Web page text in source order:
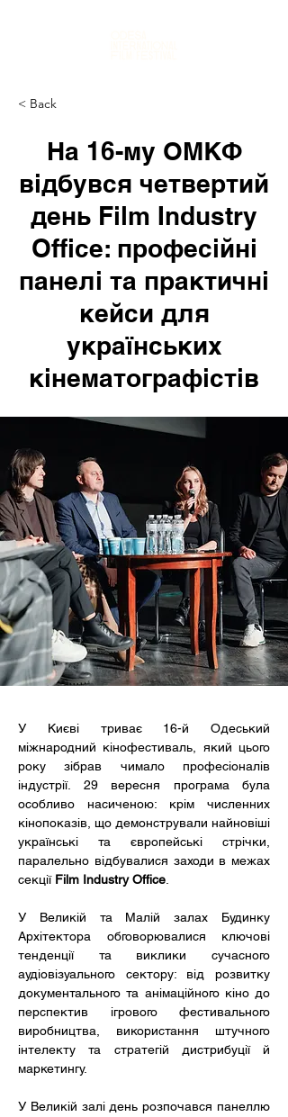
< Back
На 16-му ОМКФ
відбувся четвертий
день Film Industry
Office: професійні
панелі та практичні
кейси для
українських
кінематографістів
У Києві триває 16-й Одеський
міжнародний кінофестиваль, який цього
року зібрав чимало професіоналів
індустрії. 29 вересня програма була
особливо насиченою: крім численних
кінопоказів, що демонстрували найновіші
українські та європейські стрічки,
паралельно відбувалися заходи в межах
секції Film Industry Office
У Великій та Малій залах Будинку
Архітектора обговорювалися ключові
тенденції та виклики сучасного
аудіовізуального сектору: від розвитку
документального та анімаційного кіно до
перспектив ігрового фестивального
виробництва, використання штучного
інтелекту та стратегій дистрибуції й
маркетингу.